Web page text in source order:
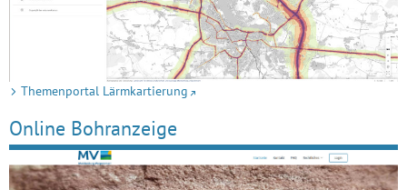
Themenportal Lärmkartierung
Online Bohranzeige